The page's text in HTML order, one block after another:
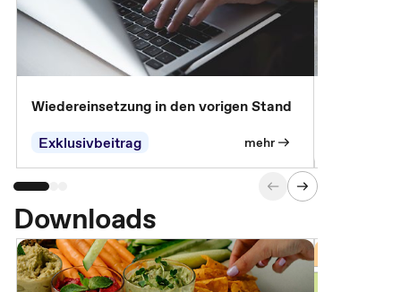
Wiedereinsetzung in den vorigen Stand
Exklusivbeitrag
mehr
Downloads